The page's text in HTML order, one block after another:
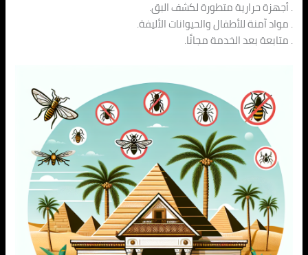
. أجهزة حرارية متطورة لكشف البق.
. مواد آمنة للأطفال والحيوانات الأليفة.
. متابعة بعد الخدمة مجانًا.